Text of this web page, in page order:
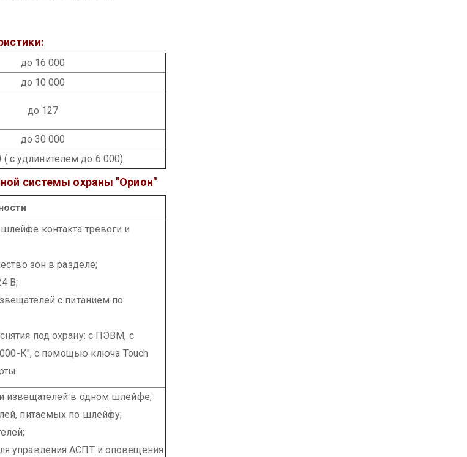
до 16 000
до 10 000
до 127
до 30 000
( с удлинителем до 6 000)
системы охраны "Орион"
контакта тревоги и
зон в разделе;
В;
с питанием по
под охрану: с ПЭВМ, с
К", с помощью ключа Touch
извещателей в одном шлейфе;
питаемых по шлейфу;
управления АСПТ и оповещения